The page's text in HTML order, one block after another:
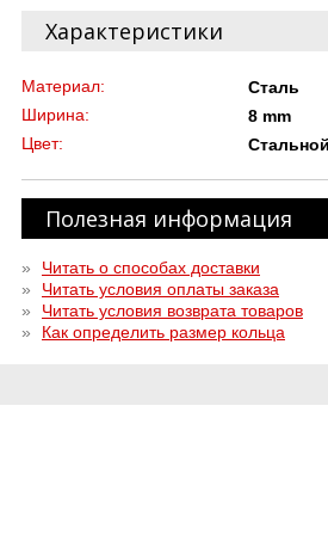
Характеристики
Материал:
Сталь
Ширина:
8 mm
Цвет:
Полезная информация
»
Читать о способах доставки
»
Читать условия оплаты заказа
»
Читать условия возврата товаров
»
Как определить размер кольца